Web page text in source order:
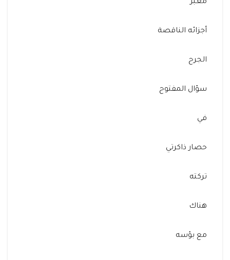
معبر
أجزائه الناقصة
الجرح
سؤال المفتوح
في
حصار ذاكرتي
تركته
هناك
مع بؤسه